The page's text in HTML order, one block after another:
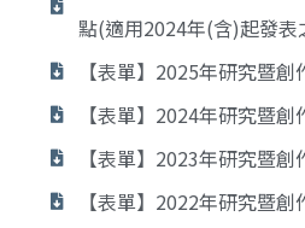
點(適用2024年(含)起發表
【表單】2025年研究暨
【表單】2024年研究暨
【表單】2023年研究暨
【表單】2022年研究暨